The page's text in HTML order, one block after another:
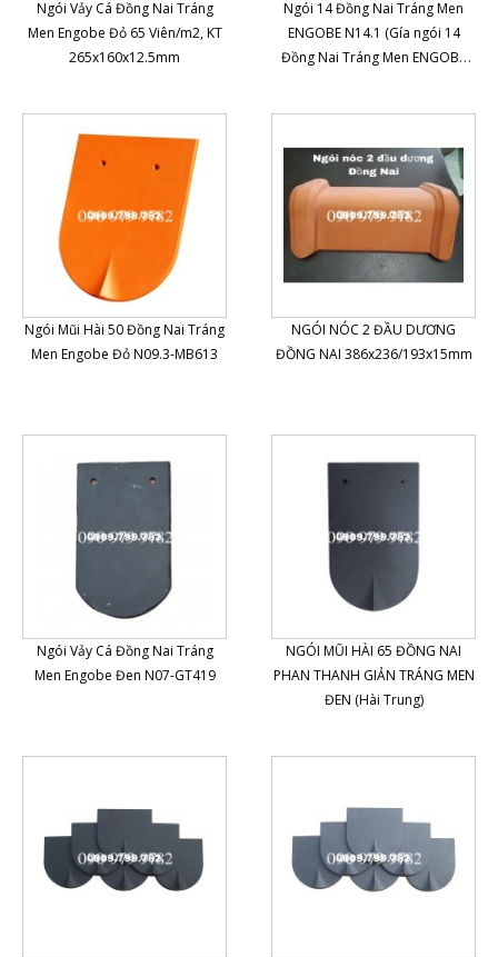
Ngói Vảy Cá Đồng Nai Tráng
Men Engobe Đỏ 65 Viên/m2, KT
265x160x12.5mm
Ngói 14 Đồng Nai Tráng Men
ENGOBE N14.1 (Gía ngói 14
Đồng Nai Tráng Men ENGOBE
Ngói Mũi Hài 50 Đồng Nai Tráng
Men Engobe Đỏ N09.3-MB613
NGÓI NÓC 2 ĐẦU DƯƠNG
ĐỒNG NAI 386x236/193x15mm
Ngói Vảy Cá Đồng Nai Tráng
Men Engobe Đen N07-GT419
NGÓI MŨI HÀI 65 ĐỒNG NAI
PHAN THANH GIẢN TRÁNG MEN
ĐEN (Hài Trung)